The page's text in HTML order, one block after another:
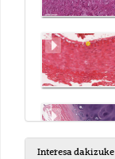
Interesa dakizuke